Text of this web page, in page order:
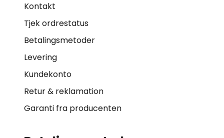
Kontakt
Tjek ordrestatus
Betalingsmetoder
Levering
Kundekonto
Retur & reklamation
Garanti fra producenten